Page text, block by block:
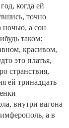
когда ей
точно
ночью, а сон
таком:
красивом,
это платья,
странствия,
ей тринадцать
внутри вагона
а в